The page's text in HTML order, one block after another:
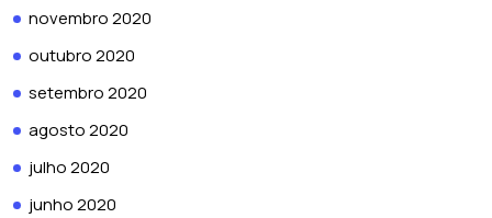
novembro 2020
outubro 2020
setembro 2020
agosto 2020
julho 2020
junho 2020